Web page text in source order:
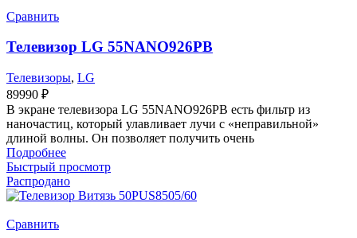
Сравнить
Телевизор LG 55NANO926PB
Телевизоры, LG
89990 ₽
В экране телевизора LG 55NANO926PB есть фильтр из
наночастиц, который улавливает лучи с «неправильной»
длиной волны. Он позволяет получить очень
Подробнее
Быстрый просмотр
Распродано
Сравнить